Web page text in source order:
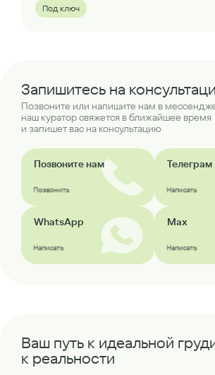
Под ключ
Запишитесь на
Позвоните или напишите нам в
наш куратор свяжется в ближайшее время
и запишет вас на консультацию
Позвоните нам
Позвонить
Телеграм
Написать
WhatsApp
Написать
Max
Написать
Ваш путь к идеальной
к реальности